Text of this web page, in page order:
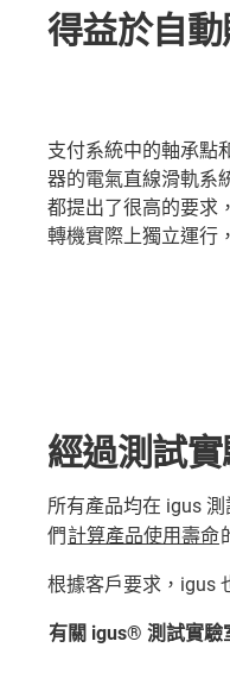
得益於自
支付系統中的軸承點
器的電氣直線滑軌系
都提出了很高的要求
轉機實際上獨立運行
經過測試
所有產品均在 igus
們 計算產品使用壽命
根據客戶要求，igus
有關 igus® 測試實驗